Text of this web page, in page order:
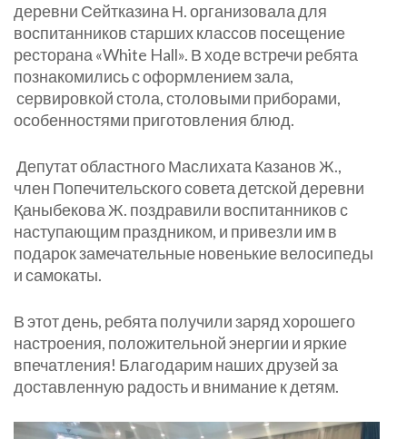
деревни Сейтказина Н. организовала для
воспитанников старших классов посещение
ресторана «White Hall». В ходе встречи ребята
познакомились с оформлением зала,
сервировкой стола, столовыми приборами,
особенностями приготовления блюд.
Депутат областного Маслихата Казанов Ж.,
член Попечительского совета детской деревни
Қаныбекова Ж. поздравили воспитанников с
наступающим праздником, и привезли им в
подарок замечательные новенькие велосипеды
и самокаты.
В этот день, ребята получили заряд хорошего
настроения, положительной энергии и яркие
впечатления! Благодарим наших друзей за
доставленную радость и внимание к детям.